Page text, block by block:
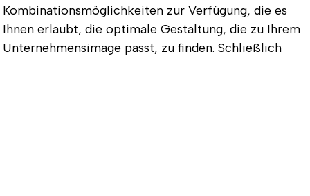
Kombinationsmöglichkeiten zur Verfügung, die es
Ihnen erlaubt, die optimale Gestaltung, die zu Ihrem
Unternehmensimage passt, zu finden. Schließlich